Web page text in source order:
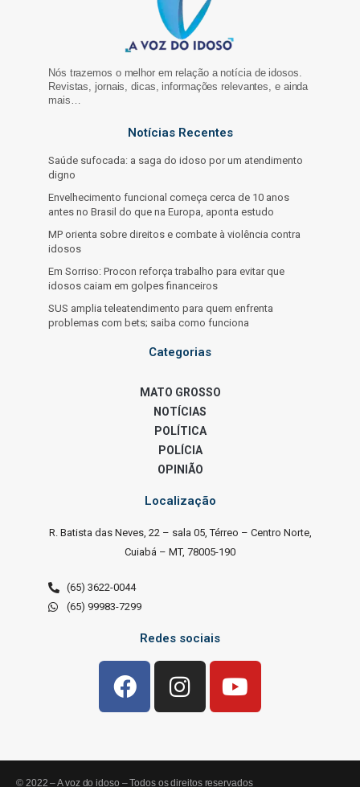
Nós trazemos o melhor em relação a notícia de idosos.
Revistas, jornais, dicas, informações relevantes, e ainda
mais…
Notícias Recentes
Saúde sufocada: a saga do idoso por um atendimento
digno
Envelhecimento funcional começa cerca de 10 anos
antes no Brasil do que na Europa, aponta estudo
MP orienta sobre direitos e combate à violência contra
idosos
Em Sorriso: Procon reforça trabalho para evitar que
idosos caiam em golpes financeiros
SUS amplia teleatendimento para quem enfrenta
problemas com bets; saiba como funciona
Categorias
MATO GROSSO
NOTÍCIAS
POLÍTICA
POLÍCIA
OPINIÃO
Localização
R. Batista das Neves, 22 – sala 05, Térreo – Centro Norte,
Cuiabá – MT, 78005-190
(65) 3622-0044
(65) 99983-7299
Redes sociais
© 2022 – A voz do idoso – Todos os direitos reservados